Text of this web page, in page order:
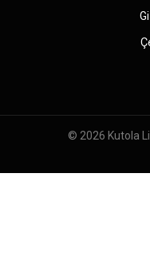
© 2026 Kutola